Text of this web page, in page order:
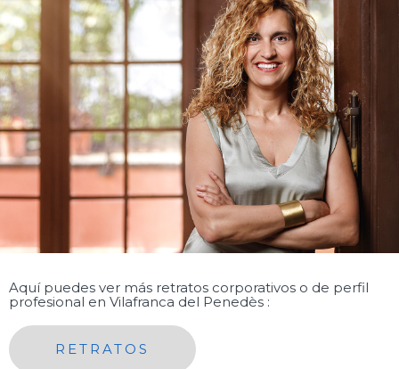
Aquí puedes ver más retratos corporativos o de perfil
profesional en Vilafranca del Penedès :
RETRATOS